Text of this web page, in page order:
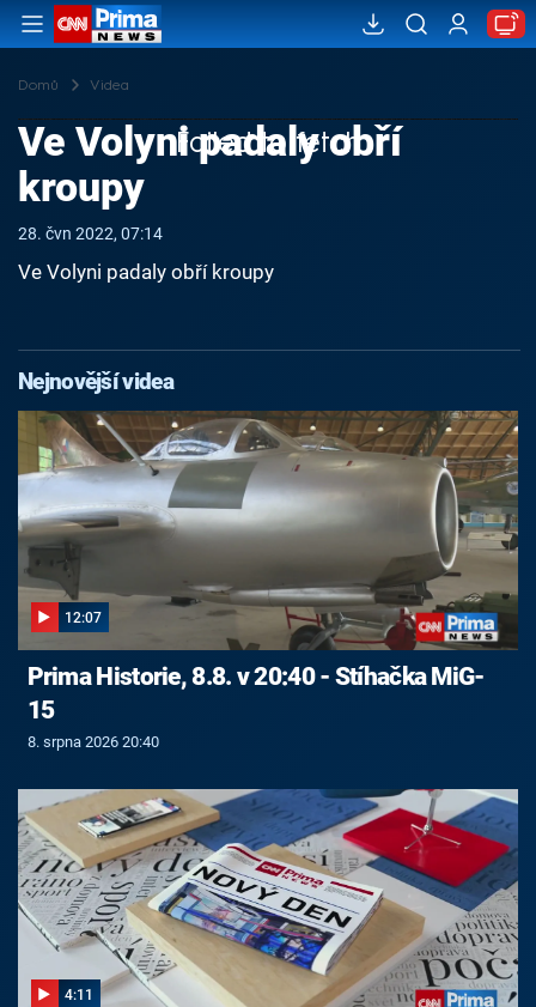
Domů Videa
Failed to fetch
Ve Volyni padaly obří
kroupy
28. čvn 2022, 07:14
Ve Volyni padaly obří kroupy
Nejnovější videa
12:07
Prima Historie, 8.8. v 20:40 - Stíhačka MiG-
15
8. srpna 2026 20:40
4:11